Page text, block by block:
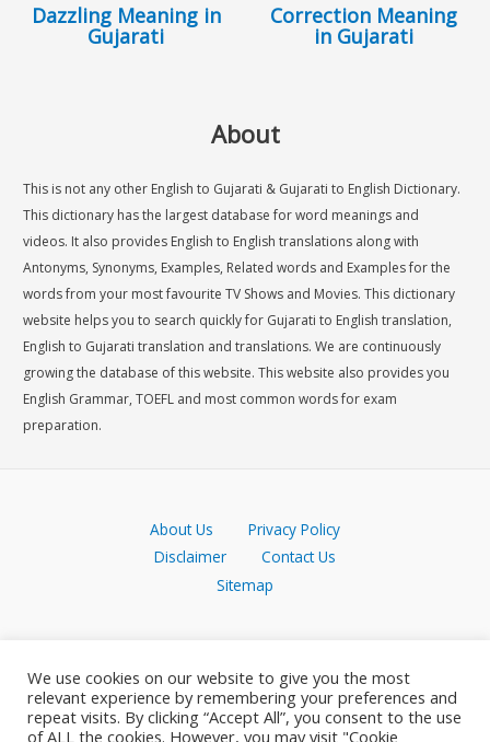
Dazzling Meaning in
Gujarati
Correction Meaning
in Gujarati
About
This is not any other English to Gujarati & Gujarati to English Dictionary.
This dictionary has the largest database for word meanings and
videos. It also provides English to English translations along with
Antonyms, Synonyms, Examples, Related words and Examples for the
words from your most favourite TV Shows and Movies. This dictionary
website helps you to search quickly for Gujarati to English translation,
English to Gujarati translation and translations. We are continuously
growing the database of this website. This website also provides you
English Grammar, TOEFL and most common words for exam
preparation.
About Us Privacy Policy
Disclaimer
Contact Us
Sitemap
We use cookies on our website to give you the most
relevant experience by remembering your preferences and
repeat visits. By clicking “Accept All”, you consent to the use
of ALL the cookies. However, you may visit "Cookie